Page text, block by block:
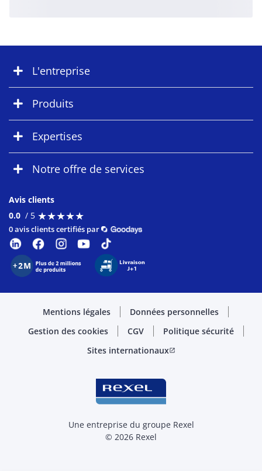
L'entreprise
Produits
Expertises
Notre offre de services
Avis clients
0.0 / 5 ★★★★★
★★★★★
0 avis clients certifiés par
Mentions légales
Données personnelles
Gestion des cookies
CGV
Politique sécurité
Sites internationauxopen_in_new
Une entreprise du groupe Rexel
© 2026 Rexel